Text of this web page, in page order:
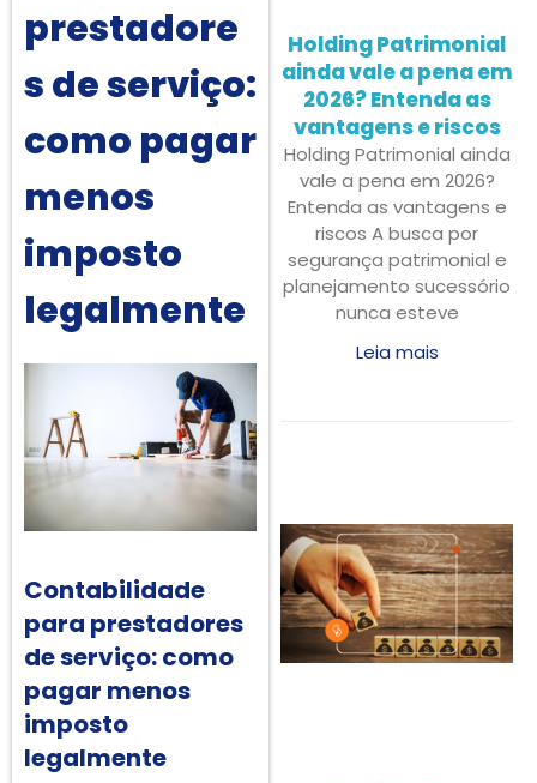
prestadore
s de serviço:
como pagar
menos
imposto
legalmente
Contabilidade
para prestadores
de serviço: como
pagar menos
imposto
legalmente
Holding Patrimonial
ainda vale a pena em
2026? Entenda as
vantagens e riscos
Holding Patrimonial ainda
vale a pena em 2026?
Entenda as vantagens e
riscos A busca por
segurança patrimonial e
planejamento sucessório
nunca esteve
Leia mais